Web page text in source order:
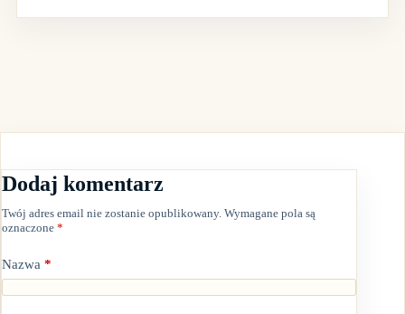
Dodaj komentarz
Twój adres email nie zostanie opublikowany. Wymagane pola są
oznaczone *
Nazwa *